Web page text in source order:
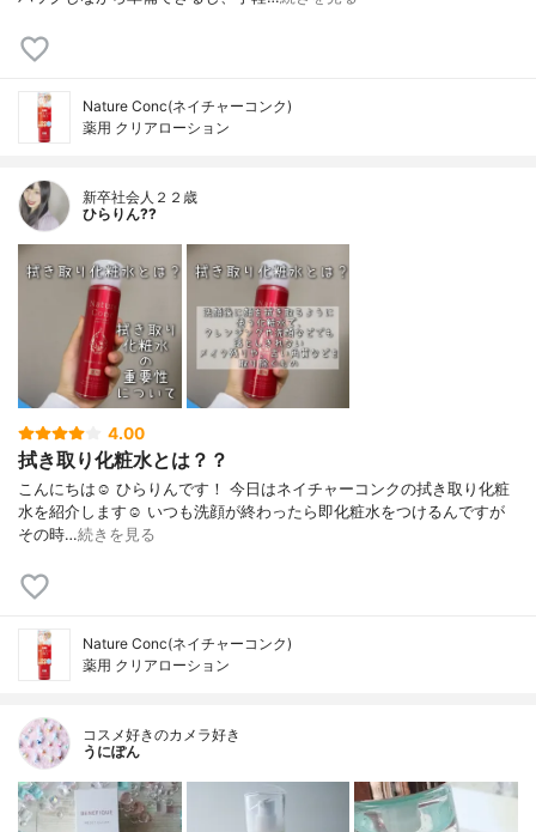
Nature Conc(ネイチャーコンク)
薬用 クリアローション
新卒社会人２２歳
ひらりん??
4.00
拭き取り化粧水とは？？
こんにちは☺️ ひらりんです！ 今日はネイチャーコンクの拭き取り化粧
水を紹介します☺️ いつも洗顔が終わったら即化粧水をつけるんですが
その時…続きを見る
Nature Conc(ネイチャーコンク)
薬用 クリアローション
コスメ好きのカメラ好き
うにぽん